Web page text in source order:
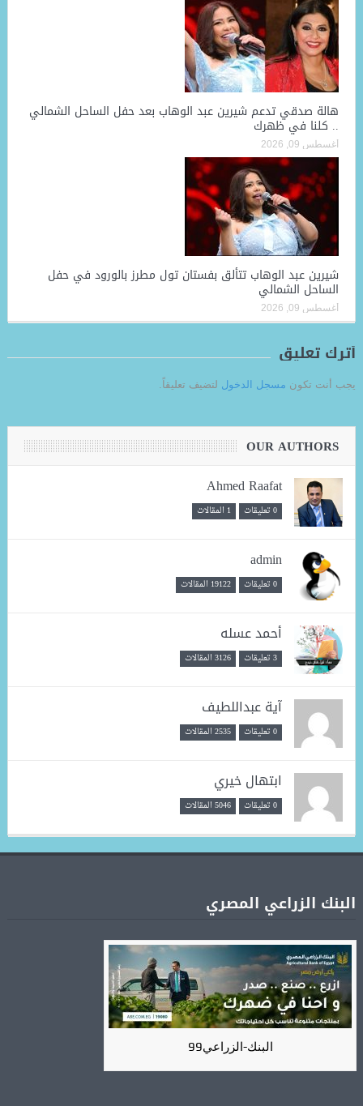
هالة صدقي تدعم شيرين عبد الوهاب بعد حفل الساحل الشمالي
.. كلنا في ظهرك
أغسطس 09, 2026
شيرين عبد الوهاب تتألق بفستان تول مطرز بالورود في حفل
الساحل الشمالي
أغسطس 09, 2026
أترك تعليق
يجب أنت تكون مسجل الدخول لتضيف تعليقاً.
OUR AUTHORS
Ahmed Raafat
0 تعليقات 1 المقالات
admin
0 تعليقات 19122 المقالات
أحمد عسله
3 تعليقات 3126 المقالات
آية عبداللطيف
0 تعليقات 2535 المقالات
ابتهال خيري
0 تعليقات 5046 المقالات
البنك الزراعي المصري
البنك-الزراعي99